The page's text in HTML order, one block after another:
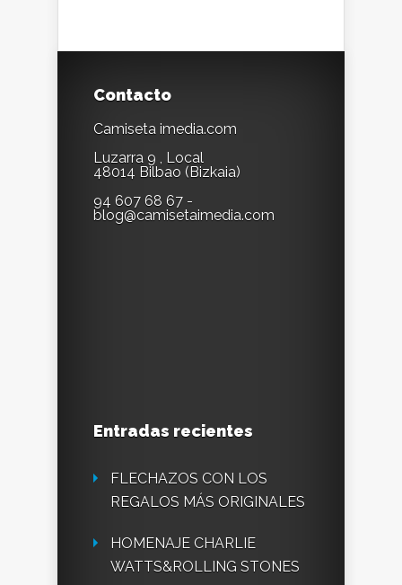
Contacto
Camiseta imedia.com
Luzarra 9 , Local
48014 Bilbao (Bizkaia)
94 607 68 67 -
blog@camisetaimedia.com
Entradas recientes
FLECHAZOS CON LOS
REGALOS MÁS ORIGINALES
HOMENAJE CHARLIE
WATTS&ROLLING STONES